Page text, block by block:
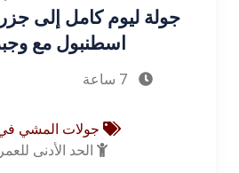
جولة ليوم كامل إلى
اسطنبول مع
جولات المشي
الحد الأدنى للعمر